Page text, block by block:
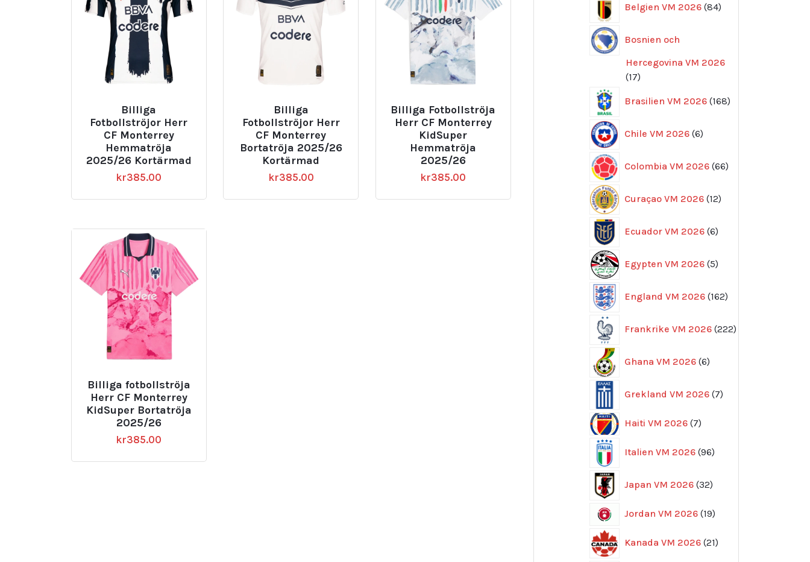
Billiga
Fotbollströjor Herr
CF Monterrey
Hemmatröja
2025/26 Kortärmad
kr385.00
Billiga
Fotbollströjor Herr
CF Monterrey
Bortatröja 2025/26
Kortärmad
kr385.00
Billiga Fotbollströja
Herr CF Monterrey
KidSuper
Hemmatröja
2025/26
kr385.00
Billiga fotbollströja
Herr CF Monterrey
KidSuper Bortatröja
2025/26
kr385.00
Belgien VM 2026 84
produkter
Bosnien och
Hercegovina VM 2026
1717
Brasilien VM 2026 168
produkter
Chile VM 2026 6
produkter
Colombia VM 2026 66
produkter
Curaçao VM 2026 12
produkter
Ecuador VM 2026 6
produkter
Egypten VM 2026 5
produkter
England VM 2026 162
produkter
Frankrike VM 2026 222
produkter
Ghana VM 2026 6
produkter
Grekland VM 2026 7
produkter
Haiti VM 2026 77
Italien VM 2026 96
produkter
Japan VM 2026 32
produkter
Jordan VM 2026 1919
Kanada VM 2026 21
produkter